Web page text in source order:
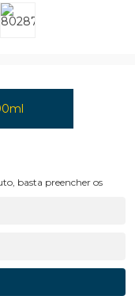
basta preencher os